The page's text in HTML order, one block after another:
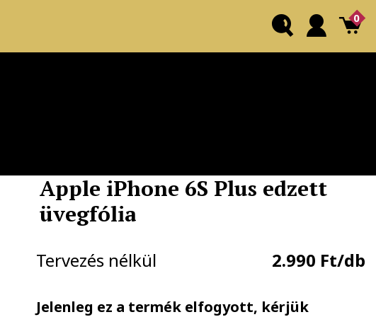
0
Apple iPhone 6S Plus edzett
üvegfólia
Tervezés nélkül 2.990 Ft/db
Jelenleg ez a termék elfogyott, kérjük